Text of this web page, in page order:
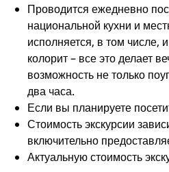
Проводится ежедневно
национальной кухни и
исполняется, в том числе,
колорит – все это делает
возможность не только
два часа.
Если вы планируете
Стоимость экскурсии
включительно
Актуальную стоимость